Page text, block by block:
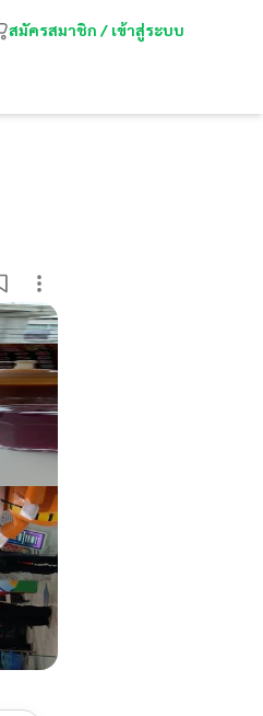
สมัครสมาชิก / เข้าสู่ระบบ